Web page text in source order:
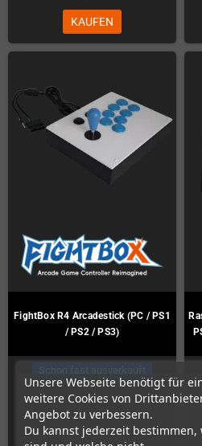
Unsere Webseite benötigt für
weitere Cookies von
Angebot zu verbessern.
Du kannst jederzeit bestimmen,
KAUFEN
FightBox R4 Arcadestick (PC / PS1
/ PS2 / PS3)
Schon fast ausverkauft